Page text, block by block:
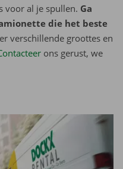
voor al je spullen. Ga
die het beste
verschillende groottes en
ons gerust, we